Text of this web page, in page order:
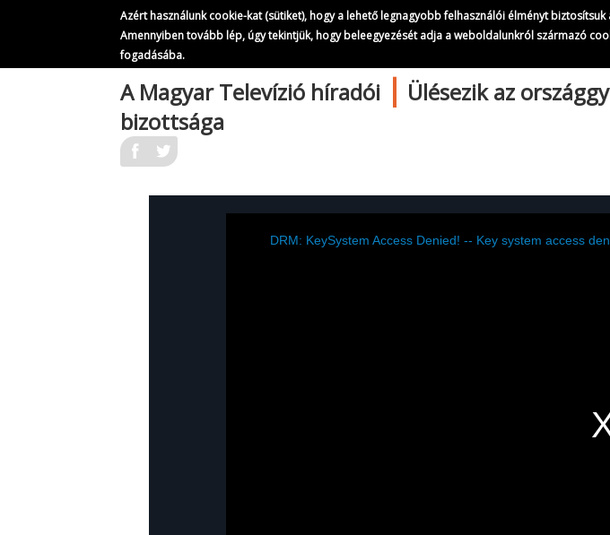
Azért használunk cookie-kat (sütiket), hogy a lehető legnagyobb felhasználói élményt biztosítsuk
Amennyiben tovább lép, úgy tekintjük, hogy beleegyezését adja a weboldalunkról származó
fogadásába.
A Magyar
514/
A Magyar Televízió híradói | Ülésezik az
bizottsága